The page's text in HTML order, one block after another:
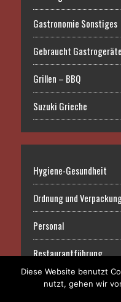
Gastronomie Sonstiges
Gebraucht Gastrogeräte
Grillen – BBQ
Suzuki Grieche
Hygiene-Gesundheit
Ordnung und
Personal
Restaurantführung
Diese Website benutzt
nutzt, gehen wir